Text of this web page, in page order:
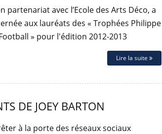
partenariat avec l’Ecole des Arts Déco, a
aux lauréats des « Trophées Philippe
» pour l'édition 2012-2013
Lire la suite
DE JOEY BARTON
à la porte des réseaux sociaux